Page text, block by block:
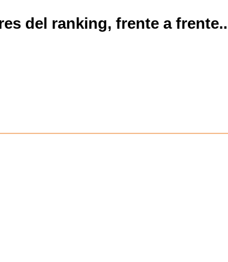
del ranking, frente a frente.